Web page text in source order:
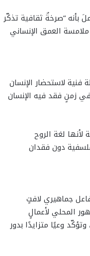
“صرخةٌ ثقافية تذكّر
العمق الإنساني
لاستحضار الإنسان
زمنٍ فقد فيه الإنسان
لأنها لغة الروح
دون فقدان
جماهيري لافتٍ
المحلي لأعمالٍ
وعيًا متزايدًا بدور